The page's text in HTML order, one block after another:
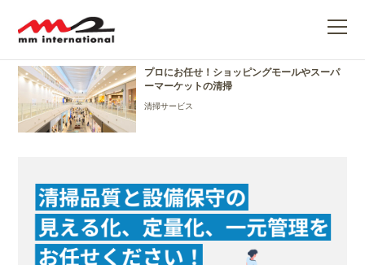
プロにお任せ！ショッピングモールやスーパ
ーマーケットの清掃
清掃サービス